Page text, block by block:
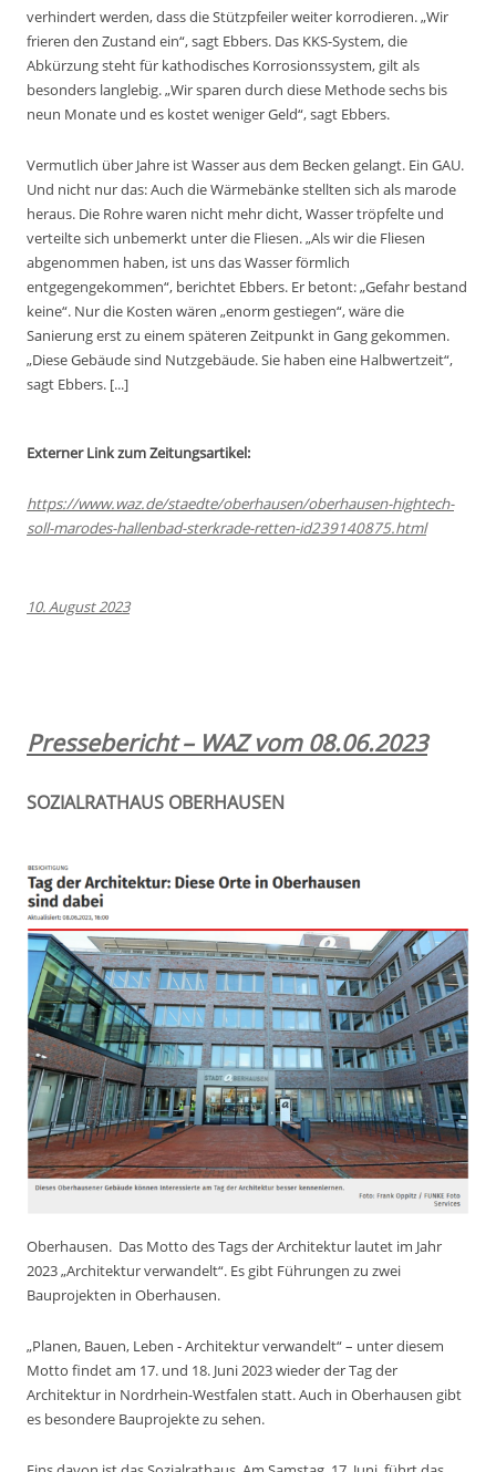
verhindert werden, dass die Stützpfeiler weiter korrodieren. „Wir
frieren den Zustand ein“, sagt Ebbers. Das KKS-System, die
Abkürzung steht für kathodisches Korrosionssystem, gilt als
besonders langlebig. „Wir sparen durch diese Methode sechs bis
neun Monate und es kostet weniger Geld“, sagt Ebbers.
Vermutlich über Jahre ist Wasser aus dem Becken gelangt. Ein GAU.
Und nicht nur das: Auch die Wärmebänke stellten sich als marode
heraus. Die Rohre waren nicht mehr dicht, Wasser tröpfelte und
verteilte sich unbemerkt unter die Fliesen. „Als wir die Fliesen
abgenommen haben, ist uns das Wasser förmlich
entgegengekommen“, berichtet Ebbers. Er betont: „Gefahr bestand
keine“. Nur die Kosten wären „enorm gestiegen“, wäre die
Sanierung erst zu einem späteren Zeitpunkt in Gang gekommen.
„Diese Gebäude sind Nutzgebäude. Sie haben eine Halbwertzeit“,
sagt Ebbers. [...]
Externer Link zum Zeitungsartikel:
https://www.waz.de/staedte/oberhausen/oberhausen-hightech-
soll-marodes-hallenbad-sterkrade-retten-id239140875.html
10. August 2023
Pressebericht – WAZ vom 08.06.2023
SOZIALRATHAUS OBERHAUSEN
Oberhausen. Das Motto des Tags der Architektur lautet im Jahr
2023 „Architektur verwandelt“. Es gibt Führungen zu zwei
Bauprojekten in Oberhausen.
„Planen, Bauen, Leben - Architektur verwandelt“ – unter diesem
Motto findet am 17. und 18. Juni 2023 wieder der Tag der
Architektur in Nordrhein-Westfalen statt. Auch in Oberhausen gibt
es besondere Bauprojekte zu sehen.